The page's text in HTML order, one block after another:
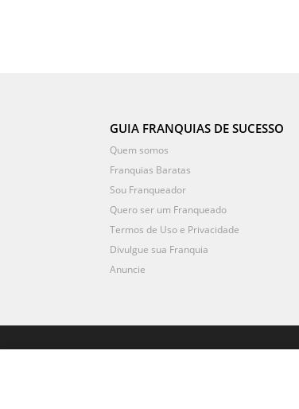
GUIA FRANQUIAS DE SUCESSO
Quem somos
Franquias Baratas
Sou Franqueador
Quero ser um Franqueado
Termos de Uso e Privacidade
Divulgue sua Franquia
Anuncie